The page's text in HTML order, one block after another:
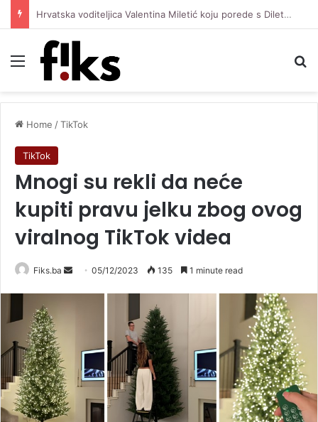
Hrvatska voditeljica Valentina Miletić koju porede s Dilettom Leotom oduševila pozirajući u bikiniju
Menu
Home /TikTok
TikTok
Mnogi su rekli da neće
kupiti pravu jelku zbog ovog
viralnog TikTok videa
Fiks.ba
Send05/12/2023 135 1 minute read